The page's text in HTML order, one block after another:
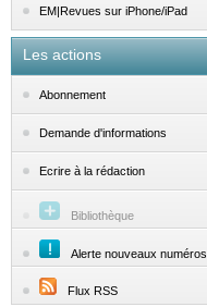
EM|Revues sur iPhone/iPad
Les actions
Abonnement
Demande d'informations
Ecrire à la rédaction
Bibliothèque
Alerte nouveaux numéros
Flux RSS